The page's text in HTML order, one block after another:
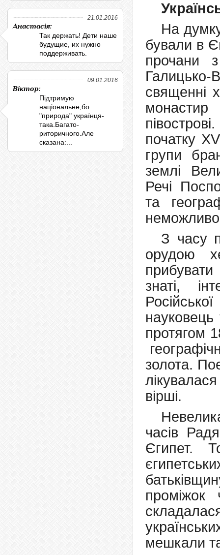
На
бували в
прочани
Галицько-
священні
початку
групи
землі
Речі
та
З часу
орудою
знаті,
золота.
вірші.
часів
Єгипет.
проміжок
мешкали
21.01.2016
Анастасія:
Так держать! Дети наше
будущие, их нужно
поддерживать.
09.01.2016
Віктор:
Підтримую
національне,бо
"природа" українця-
така.Багато-
риторичного.Але
сказана:...